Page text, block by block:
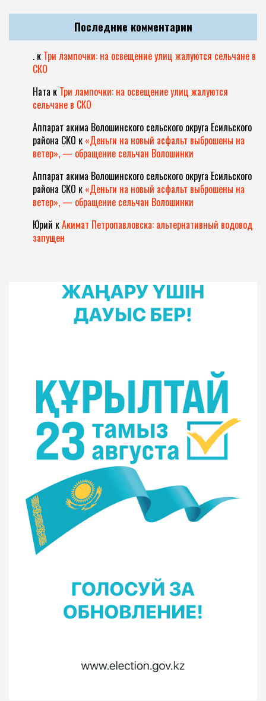
Последние комментарии
. к Три лампочки: на освещение улиц жалуются сельчане в
СКО
Ната к Три лампочки: на освещение улиц жалуются
сельчане в СКО
Аппарат акима Волошинского сельского округа Есильского
района СКО к «Деньги на новый асфальт выброшены на
ветер», — обращение сельчан Волошинки
Аппарат акима Волошинского сельского округа Есильского
района СКО к «Деньги на новый асфальт выброшены на
ветер», — обращение сельчан Волошинки
Юрий кАкимат Петропавловска: альтернативный водовод
запущен